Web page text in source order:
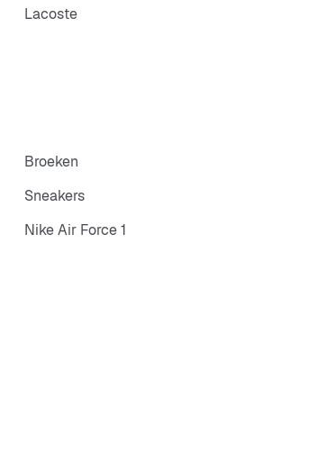
Lacoste
Broeken
Sneakers
Nike Air Force 1